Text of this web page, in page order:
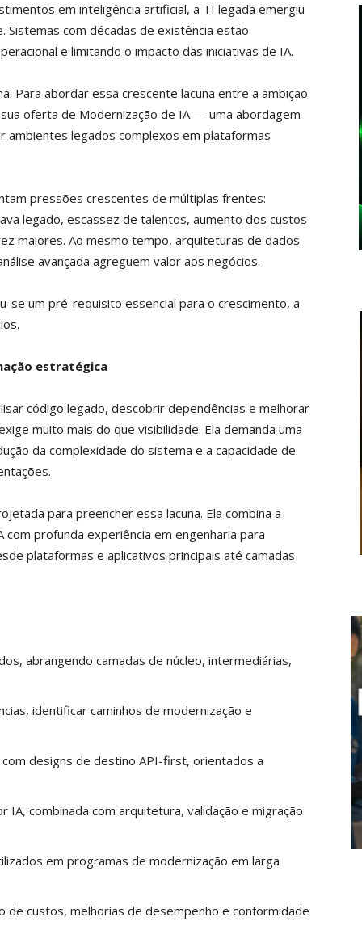
em inteligência artificial, a TI legada emergiu
Sistemas com décadas de existência estão
e limitando o impacto das iniciativas de IA.
Para abordar essa crescente lacuna entre a ambição
oferta de Modernização de IA — uma abordagem
ambientes legados complexos em plataformas
pressões crescentes de múltiplas frentes:
legado, escassez de talentos, aumento dos custos
maiores. Ao mesmo tempo, arquiteturas de dados
avançada agreguem valor aos negócios.
se um pré-requisito essencial para o crescimento, a
estratégica
código legado, descobrir dependências e melhorar
muito mais do que visibilidade. Ela demanda uma
da complexidade do sistema e a capacidade de
para preencher essa lacuna. Ela combina a
profunda experiência em engenharia para
plataformas e aplicativos principais até camadas
abrangendo camadas de núcleo, intermediárias,
identificar caminhos de modernização e
designs de destino API-first, orientados a
IA, combinada com arquitetura, validação e migração
em programas de modernização em larga
de custos, melhorias de desempenho e conformidade